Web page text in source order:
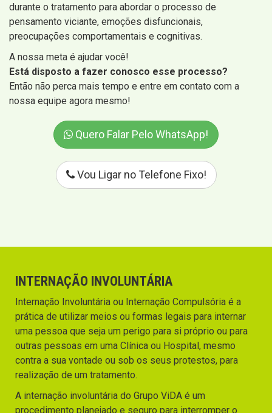
durante o tratamento para abordar o processo de
pensamento viciante, emoções disfuncionais,
preocupações comportamentais e cognitivas.
A nossa meta é ajudar você!
Está disposto a fazer conosco esse processo?
Então não perca mais tempo e entre em contato com a
nossa equipe agora mesmo!
Quero Falar Pelo WhatsApp!
Vou Ligar no Telefone Fixo!
INTERNAÇÃO INVOLUNTÁRIA
Internação Involuntária ou Internação Compulsória é a
prática de utilizar meios ou formas legais para internar
uma pessoa que seja um perigo para si próprio ou para
outras pessoas em uma Clínica ou Hospital, mesmo
contra a sua vontade ou sob os seus protestos, para
realização de um tratamento.
A internação involuntária do Grupo ViDA é um
procedimento planejado e seguro para interromper o